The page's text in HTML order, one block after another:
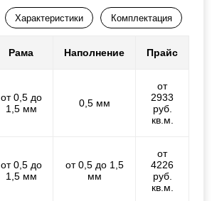
Характеристики Комплектация
Рама Наполнение Прайс
от 0,5 до
1,5 мм
0,5 мм
от
2933
руб.
кв.м.
от 0,5 до
1,5 мм
от 0,5 до 1,5
мм
от
4226
руб.
кв.м.